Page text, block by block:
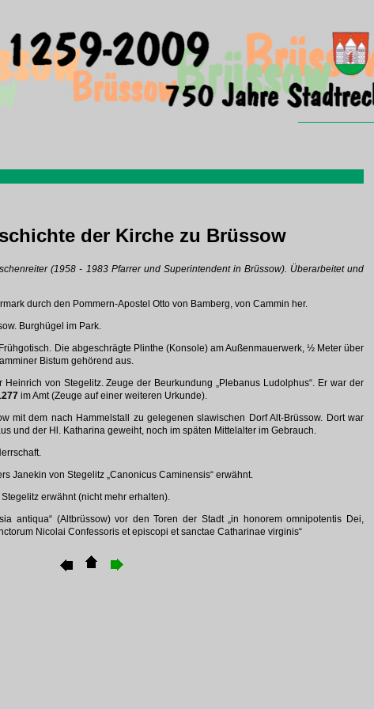
der Kirche zu Brüssow
(1958 - 1983 Pfarrer und Superintendent in Brüssow). Überarbeitet und
durch den Pommern-Apostel Otto von Bamberg, von Cammin her.
Burghügel im Park.
Die abgeschrägte Plinthe (Konsole) am Außenmauerwerk, ½ Meter über
Bistum gehörend aus.
von Stegelitz. Zeuge der Beurkundung „Plebanus Ludolphus“. Er war der
im Amt (Zeuge auf einer weiteren Urkunde).
mit dem nach Hammelstall zu gelegenen slawischen Dorf Alt-Brüssow. Dort war
und der Hl. Katharina geweiht, noch im späten Mittelalter im Gebrauch.
Janekin von Stegelitz „Canonicus Caminensis“ erwähnt.
erwähnt (nicht mehr erhalten).
antiqua“ (Altbrüssow) vor den Toren der Stadt „in honorem omnipotentis Dei,
Nicolai Confessoris et episcopi et sanctae Catharinae virginis“